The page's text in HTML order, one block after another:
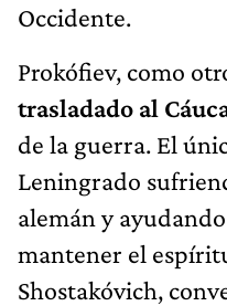
Occidente.
Prokófiev, como
trasladado al
de la guerra. El
Leningrado
alemán y
mantener el
Shostakóvich,